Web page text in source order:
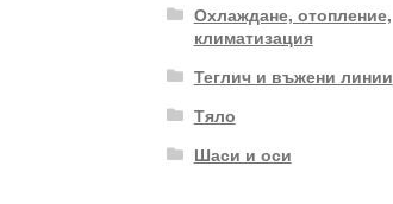
Охлаждане, отопление,
климатизация
Теглич и въжени линии
Тяло
Шаси и оси